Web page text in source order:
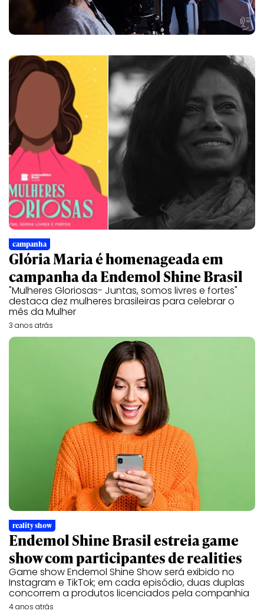
campanha
Glória Maria é homenageada em
campanha da Endemol Shine Brasil
"Mulheres Gloriosas- Juntas, somos livres e fortes"
destaca dez mulheres brasileiras para celebrar o
mês da Mulher
3 anos atrás
reality show
Endemol Shine Brasil estreia game
show com participantes de realities
Game show Endemol Shine Show será exibido no
Instagram e TikTok; em cada episódio, duas duplas
concorrem a produtos licenciados pela companhia
4 anos atrás